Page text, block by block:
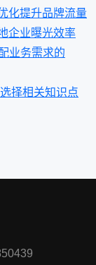
化提升品牌流量
企业曝光效率
业务需求的
择相关知识点